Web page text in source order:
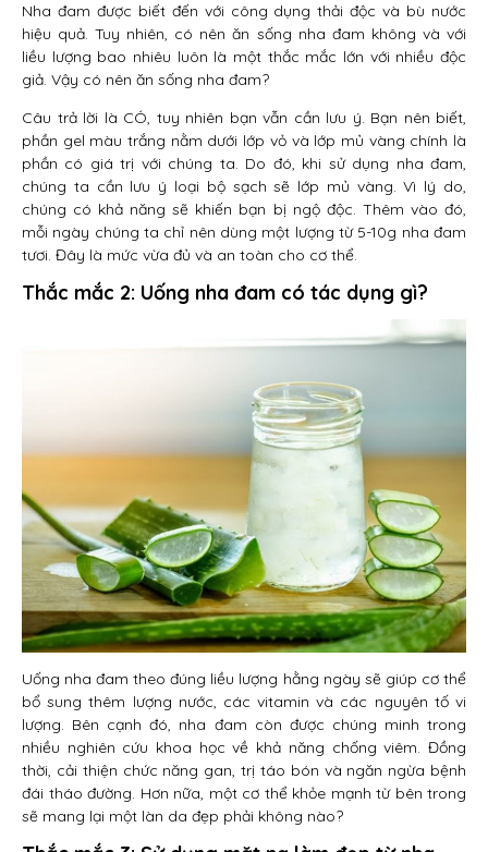
Nha đam được biết đến với công dụng thải độc và bù nước
hiệu quả. Tuy nhiên, có nên ăn sống nha đam không và với
liều lượng bao nhiêu luôn là một thắc mắc lớn với nhiều độc
giả. Vậy có nên ăn sống nha đam?
Câu trả lời là CÓ, tuy nhiên bạn vẫn cần lưu ý. Bạn nên biết,
phần gel màu trắng nằm dưới lớp vỏ và lớp mủ vàng chính là
phần có giá trị với chúng ta. Do đó, khi sử dụng nha đam,
chúng ta cần lưu ý loại bộ sạch sẽ lớp mủ vàng. Vì lý do,
chúng có khả năng sẽ khiến bạn bị ngộ độc. Thêm vào đó,
mỗi ngày chúng ta chỉ nên dùng một lượng từ 5-10g nha đam
tươi. Đây là mức vừa đủ và an toàn cho cơ thể.
Thắc mắc 2: Uống nha đam có tác dụng gì?
Uống nha đam theo đúng liều lượng hằng ngày sẽ giúp cơ thể
bổ sung thêm lượng nước, các vitamin và các nguyên tố vi
lượng. Bên cạnh đó, nha đam còn được chúng minh trong
nhiều nghiên cứu khoa học về khả năng chống viêm. Đồng
thời, cải thiện chức năng gan, trị táo bón và ngăn ngừa bệnh
đái tháo đường. Hơn nữa, một cơ thể khỏe mạnh từ bên trong
sẽ mang lại một làn da đẹp phải không nào?